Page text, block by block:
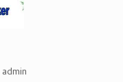
admin